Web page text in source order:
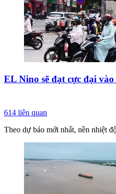
EL Nino sẽ đạt cực đại
614 liên quan
Theo dự báo mới nhất, nền nhiệt